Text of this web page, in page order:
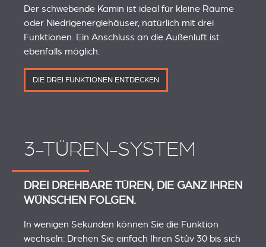
Der schwebende Kamin ist ideal für kleine Räume
oder Niedrigenergiehäuser, natürlich mit drei
Funktionen. Ein Anschluss an die Außenluft ist
ebenfalls möglich.
DIE DREI FUNKTIONEN ENTDECKEN
3-TÜREN-SYSTEM
DREI DREHBARE TÜREN, DIE GANZ IHREN
WÜNSCHEN FOLGEN.
In wenigen Sekunden können Sie die Funktion
wechseln: Drehen Sie einfach Ihren Stûv 30 bis sich